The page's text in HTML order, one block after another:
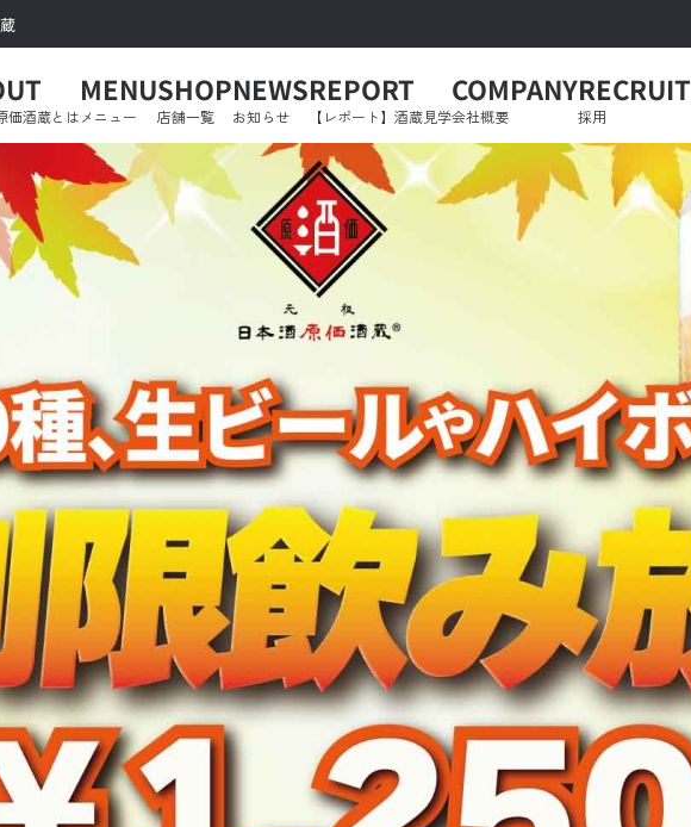
価酒蔵とは
MENU
メニュー
SHOP
店舗一覧
NEWS
お知らせ
REPORT
【レポート】酒蔵見学
COMPANY
会社概要
RECRUIT
採用